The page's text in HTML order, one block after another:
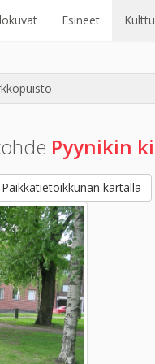
Esineet
Pyynikin
kartalla